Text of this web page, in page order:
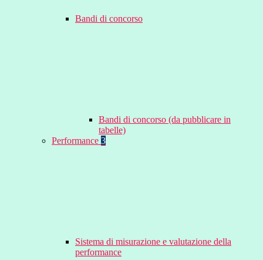
Bandi di concorso
Bandi di concorso (da pubblicare in
tabelle)
Performance 3
Sistema di misurazione e valutazione della
performance